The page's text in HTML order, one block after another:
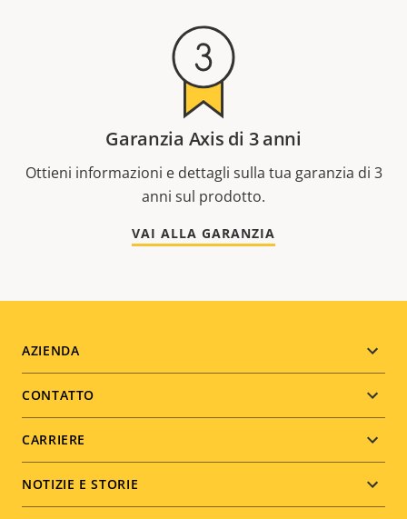
Garanzia Axis di 3 anni
Ottieni informazioni e dettagli sulla tua garanzia di 3
anni sul prodotto.
VAI ALLA GARANZIA
Footer
menu
AZIENDA
CONTATTO
CARRIERE
NOTIZIE E STORIE